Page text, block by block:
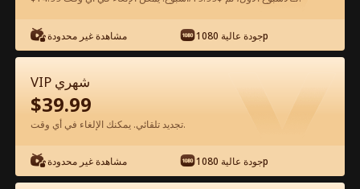
شاهد مجانًا في التطبيق
مشاهدة غير محدودة جودة عالية 1080p
VIP شهري
$39.99
تجديد تلقائي. يمكنك الإلغاء في أي وقت.
مشاهدة غير محدودة جودة عالية 1080p